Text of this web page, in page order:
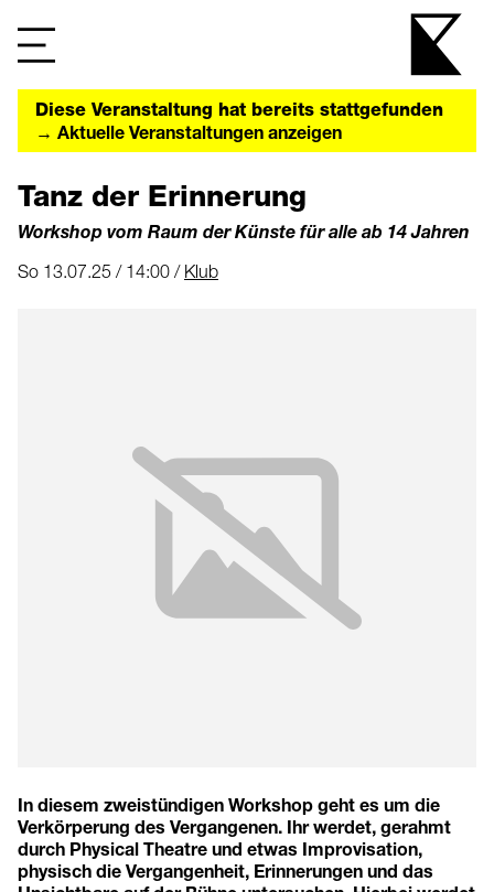
Diese Veranstaltung hat bereits stattgefunden
→ Aktuelle Veranstaltungen anzeigen
Tanz der Erinnerung
Workshop vom Raum der Künste für alle ab 14 Jahren
So 13.07.25 / 14:00 / Klub
In diesem zweistündigen Workshop geht es um die
Verkörperung des Vergangenen. Ihr werdet, gerahmt
durch Physical Theatre und etwas Improvisation,
physisch die Vergangenheit, Erinnerungen und das